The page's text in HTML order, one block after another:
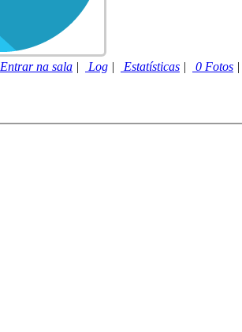
Entrar na sala | Log | Estatísticas | 0 Fotos